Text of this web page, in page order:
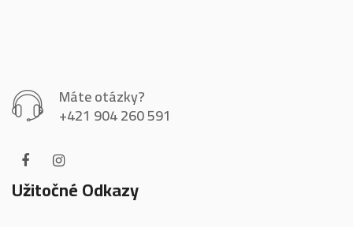
Máte otázky?
+421 904 260 591
Užitočné Odkazy